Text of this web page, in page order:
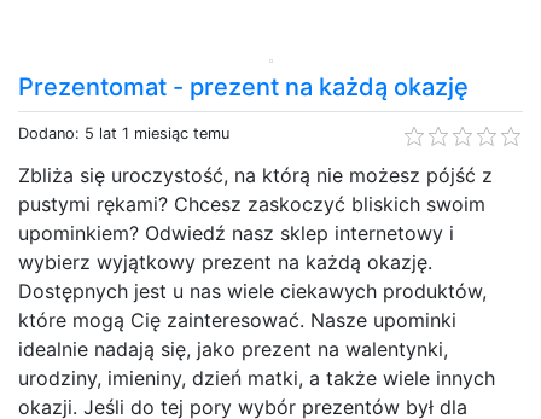
Prezentomat - prezent na każdą okazję
Dodano: 5 lat 1 miesiąc temu
Zbliża się uroczystość, na którą nie możesz pójść z
pustymi rękami? Chcesz zaskoczyć bliskich swoim
upominkiem? Odwiedź nasz sklep internetowy i
wybierz wyjątkowy prezent na każdą okazję.
Dostępnych jest u nas wiele ciekawych produktów,
które mogą Cię zainteresować. Nasze upominki
idealnie nadają się, jako prezent na walentynki,
urodziny, imieniny, dzień matki, a także wiele innych
okazji. Jeśli do tej pory wybór prezentów był dla